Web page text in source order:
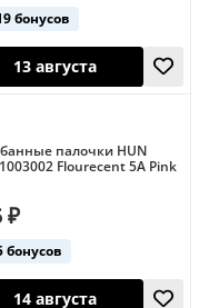
бонусов
13 августа
палочки HUN
Flourecent 5A Pink
₽
бонусов